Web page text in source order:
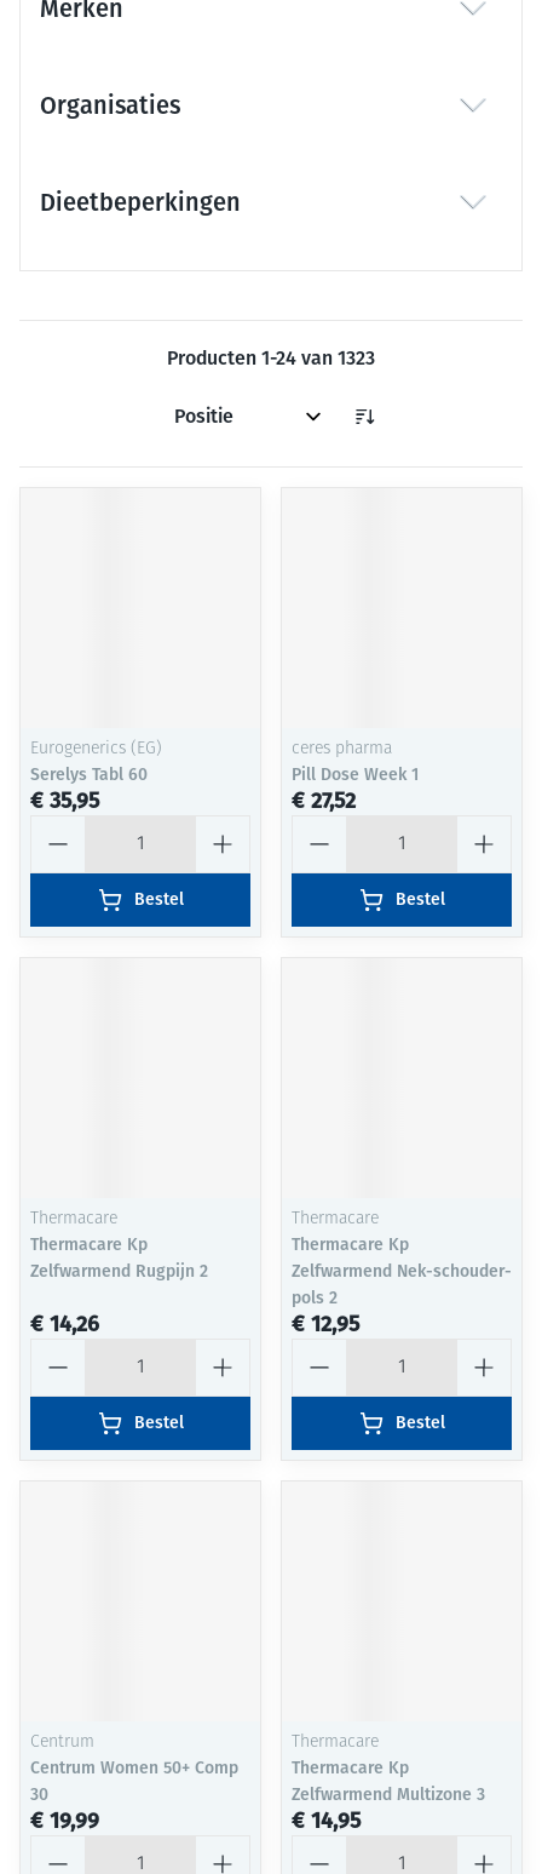
Merken
Organisaties
Dieetbeperkingen
Producten 1-24 van 1323
Sorteer op:
Eurogenerics (EG)
Serelys Tabl 60
€ 35,95
Bestel
ceres pharma
Pill Dose Week 1
€ 27,52
Bestel
Thermacare
Thermacare Kp
Zelfwarmend Rugpijn 2
€ 14,26
Bestel
Thermacare
Thermacare Kp
Zelfwarmend Nek-schouder-
pols 2
€ 12,95
Bestel
Centrum
Centrum Women 50+ Comp
30
€ 19,99
Thermacare
Thermacare Kp
Zelfwarmend Multizone 3
€ 14,95